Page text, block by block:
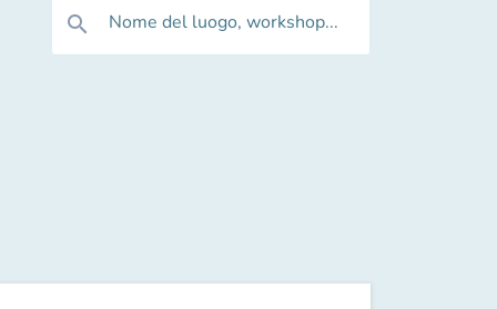
search Nome del luogo, workshop...